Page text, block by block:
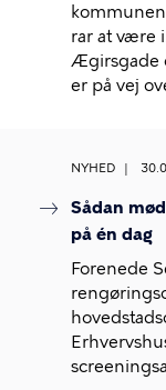
rar at være
Ægirsgade
er på vej
NYHED
Sådan
på én dag
Forenede